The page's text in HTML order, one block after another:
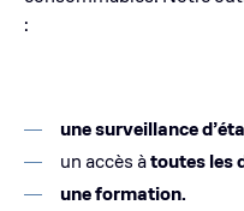
:
une surveillance
un accès àtoutes les
une formation.